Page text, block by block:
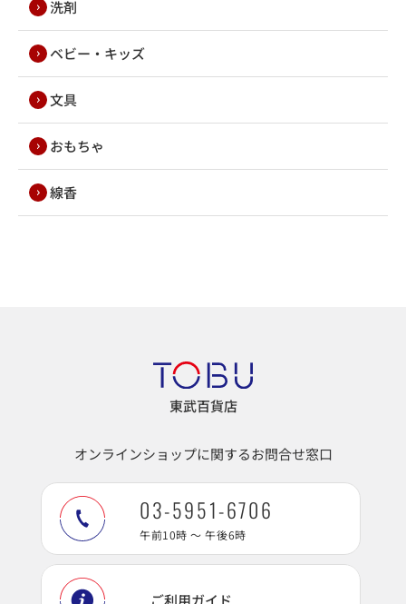
洗剤
ベビー・キッズ
文具
おもちゃ
線香
東武百貨店
オンラインショップに関するお問合せ窓口
03-5951-6706
午前10時 ～ 午後6時
ご利用ガイド